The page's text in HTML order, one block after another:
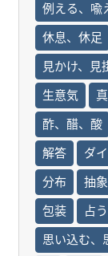
例える、喩
休息、休足
見かけ、見
生意気
酢、醋、酸
解答
ダ
分布
抽象
包装
占
思い込む、